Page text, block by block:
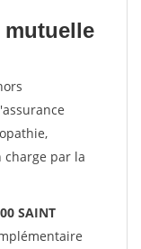
mutuelle
charge par la
SAINT